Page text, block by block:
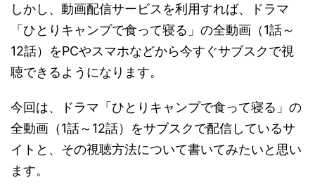
しかし、動画配信サービスを利用すれば、ドラマ
「ひとりキャンプで食って寝る」の全動画（1話～
12話）をPCやスマホなどから今すぐサブスクで視
聴できるようになります。
今回は、ドラマ「ひとりキャンプで食って寝る」の
全動画（1話～12話）をサブスクで配信しているサ
イトと、その視聴方法について書いてみたいと思い
ます。